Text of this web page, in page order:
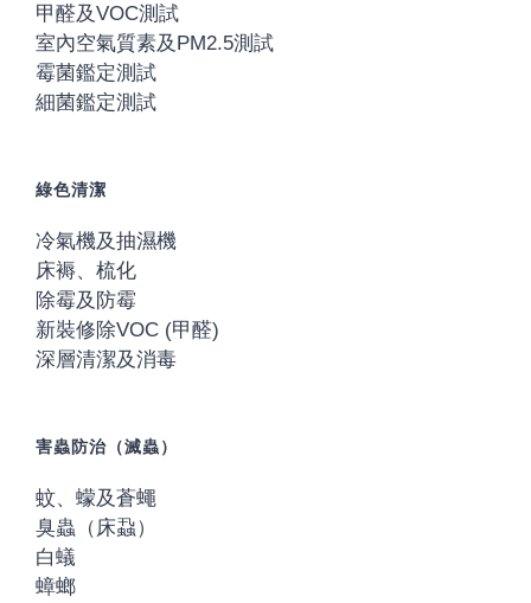
甲醛及VOC測試
室內空氣質素及PM2.5測試
霉菌鑑定測試
細菌鑑定測試
綠色清潔
冷氣機及抽濕機
床褥、梳化
除霉及防霉
新裝修除VOC (甲醛)
深層清潔及消毒
害蟲防治（滅蟲）
蚊、蠓及蒼蠅
臭蟲（床蝨）
白蟻
蟑螂